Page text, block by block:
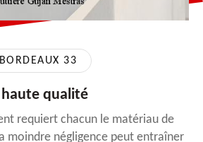
33
qualité
requiert chacun le matériau de
moindre négligence peut entraîner